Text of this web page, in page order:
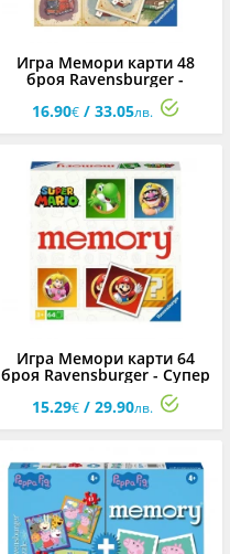
Игра Мемори карти 48
броя Ravensburger -
Колекционерски: Хари
Потър
16.90€/ 33.05лв.
Игра Мемори карти 64
броя Ravensburger - Супер
15.29€/ 29.90лв.